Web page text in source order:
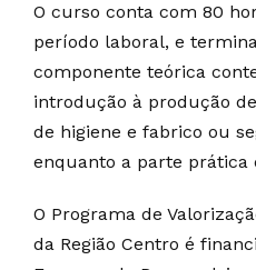
O curso conta com 80
período laboral, e
componente teórica
introdução à produção
de higiene e fabrico ou
enquanto a parte prática
O Programa de
da Região Centro é